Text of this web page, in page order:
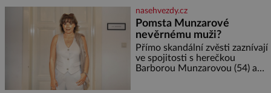
medu – zhruba jednu čajovou
lžičku. Sama o sobě se může
zdát bezvýznamná. Teprve když
se spojí s dalšími desítkami tisíc
příslušnic svého včelstva,
vznikne jeden z
nejdokonalejších organismů
nasehvezdy.cz
Pomsta Munzarové
nevěrnému muži?
Přímo skandální zvěsti zaznívají
ve spojitosti s herečkou
Barborou Munzarovou (54) a